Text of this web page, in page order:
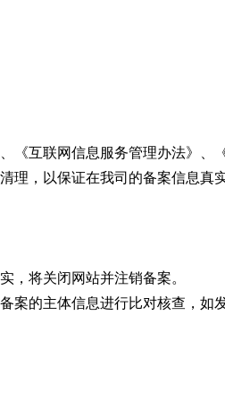
《互联网信息服务管理办法》、
理，以保证在我司的备案信息真
，将关闭网站并注销备案。
案的主体信息进行比对核查，如